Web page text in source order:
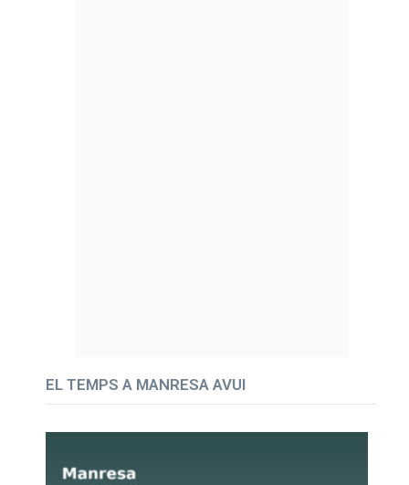
EL TEMPS A MANRESA AVUI